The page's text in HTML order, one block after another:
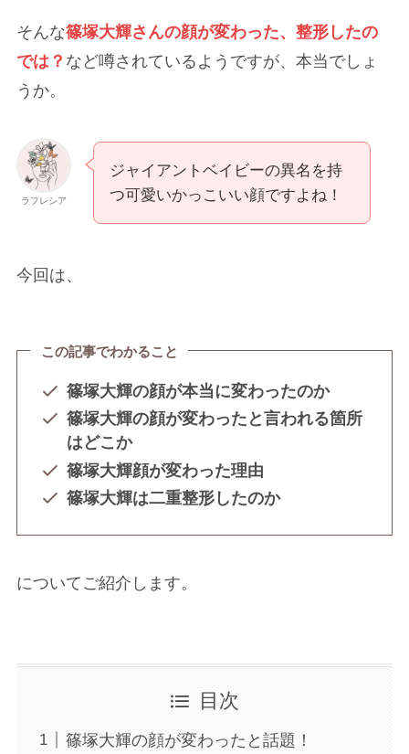
そんな篠塚大輝さんの顔が変わった、整形したの
では？ など噂されているようですが、本当でしょ
うか。
ラフレシア
ジャイアントベイビーの異名を持
つ可愛いかっこいい顔ですよね！
今回は、
この記事でわかること
篠塚大輝の顔が本当に変わったのか
篠塚大輝の顔が変わったと言われる箇所
はどこか
篠塚大輝顔が変わった理由
篠塚大輝は二重整形したのか
についてご紹介します。
目次
篠塚大輝の顔が変わったと話題！